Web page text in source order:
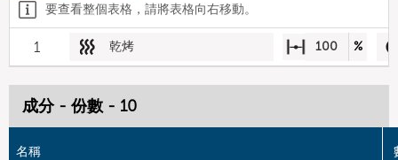
要查看整個表格，請將表格向右移動。
1 乾烤 100 %
成分 - 份數 - 10
名稱